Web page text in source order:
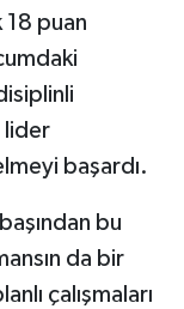
18 puan
lider
başardı.
bu
da bir
çalışmaları